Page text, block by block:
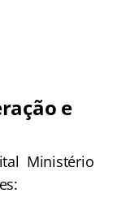
e
Ministério